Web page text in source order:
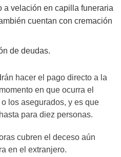
a velación en capilla funeraria
cuentan con cremación
de deudas.
hacer el pago directo a la
en que ocurra el
los asegurados, y es que
para diez personas.
cubren el deceso aún
en el extranjero.